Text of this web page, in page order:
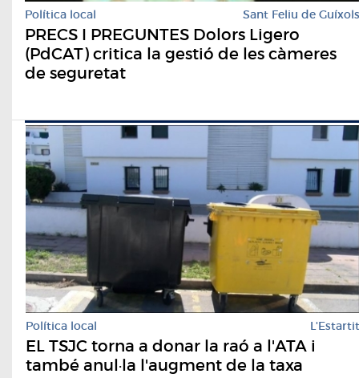
Política local Sant Feliu de Guíxols
PRECS I PREGUNTES Dolors Ligero
(PdCAT) critica la gestió de les càmeres
de seguretat
Política local L'Estartit
EL TSJC torna a donar la raó a l'ATA i
també anul·la l'augment de la taxa